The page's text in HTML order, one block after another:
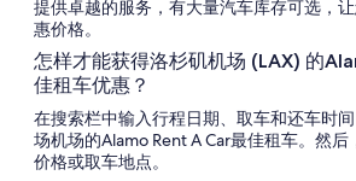
提供卓越的服务，有大量汽车库存可选，
惠价格。
怎样才能获得洛杉矶机场 (LAX) 的
佳租车优惠？
在搜索栏中输入行程日期、取车和还车时
场机场的Alamo Rent A Car最佳租车。然后
价格或取车地点。